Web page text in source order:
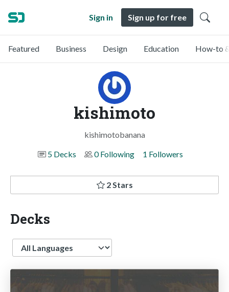
Sign in Sign up for free
Featured Business Design Education How-to
kishimoto
kishimotobanana
5 Decks
0 Following 1 Followers
2 Stars
Decks
Language